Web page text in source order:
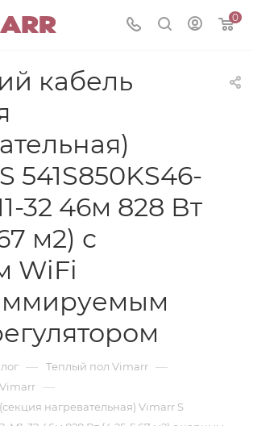
0
кабель
541S850KS46-
32 46м 828 Вт
м2) с
WiFi
— Теплый пол Vimarr —
—
нагревательная) Vimarr S